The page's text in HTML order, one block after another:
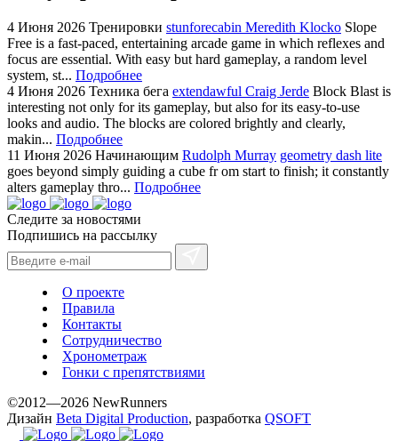
4 Июня 2026 Тренировки stunforecabin Meredith Klocko Slope
Free is a fast-paced, entertaining arcade game in which reflexes and
focus are essential. With easy but hard gameplay, a random level
system, st... Подробнее
4 Июня 2026 Техника бега extendawful Craig Jerde Block Blast is
interesting not only for its gameplay, but also for its easy-to-use
looks and audio. The blocks are colored brightly and clearly,
makin... Подробнее
11 Июня 2026 Начинающим Rudolph Murray geometry dash lite
goes beyond simply guiding a cube fr om start to finish; it constantly
alters gameplay thro... Подробнее
Следите за новостями
Подпишись на рассылку
О проекте
Правила
Контакты
Сотрудничество
Хронометраж
Гонки с препятствиями
©2012—2026 NewRunners
Дизайн Beta Digital Production, разработка QSOFT